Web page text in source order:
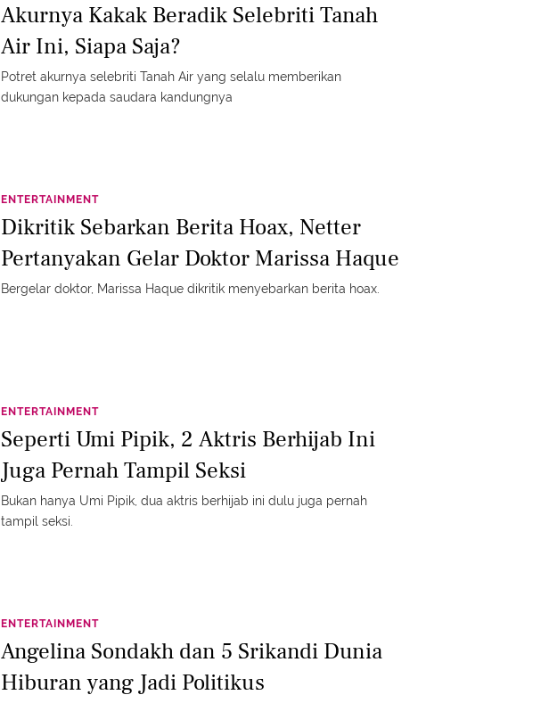
Akurnya Kakak Beradik Selebriti Tanah
Air Ini, Siapa Saja?
Potret akurnya selebriti Tanah Air yang selalu memberikan
dukungan kepada saudara kandungnya
ENTERTAINMENT
Dikritik Sebarkan Berita Hoax, Netter
Pertanyakan Gelar Doktor Marissa Haque
Bergelar doktor, Marissa Haque dikritik menyebarkan berita hoax.
ENTERTAINMENT
Seperti Umi Pipik, 2 Aktris Berhijab Ini
Juga Pernah Tampil Seksi
Bukan hanya Umi Pipik, dua aktris berhijab ini dulu juga pernah
tampil seksi.
ENTERTAINMENT
Angelina Sondakh dan 5 Srikandi Dunia
Hiburan yang Jadi Politikus